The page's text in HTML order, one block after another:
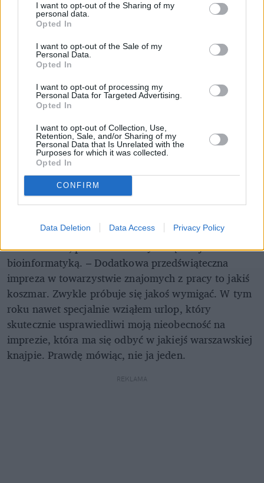
I want to opt-out of the Sharing of my
personal data.
Opted In
I want to opt-out of the Sale of my
Personal Data.
Opted In
I want to opt-out of processing my
Personal Data for Targeted Advertising.
Opted In
I want to opt-out of Collection, Use,
Retention, Sale, and/or Sharing of my
Personal Data that Is Unrelated with the
Purposes for which it was collected.
Opted In
CONFIRM
Data Deletion Data Access Privacy Policy
Uciec jak najdalej
– Nie lubię świąt. Bawiło mnie to może, gdy byłem
mały. Prezenty, życzenia, kolędy? Dziecinada. A
nawet określić. Infantylizm w największym stopniu –
mówi Marcin, pracownik firmy związanej z
bioinformatyką. – Dodatkowa przedświąteczna
impreza w towarzystwie znajomych z pracy to jakiś
koszmar. Zwykle próbuje się jakoś wymigać. W tym
roku nawet specjalnie wziąłem urlop, który
skutecznie usprawiedliwi moją nieobecność na
imprezie, która ma się odbyć w jakiejś warszawskiej
knajpie. Prawdę mówiąc, nie ja jeden.
REKLAMA